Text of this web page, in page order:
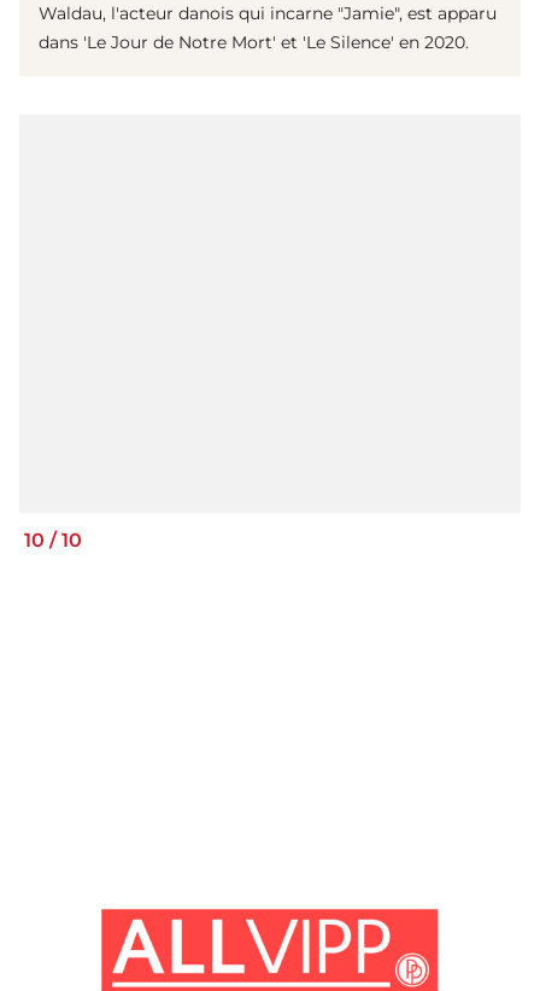
Waldau, l'acteur danois qui incarne "Jamie", est apparu
dans 'Le Jour de Notre Mort' et 'Le Silence' en 2020.
10 / 10